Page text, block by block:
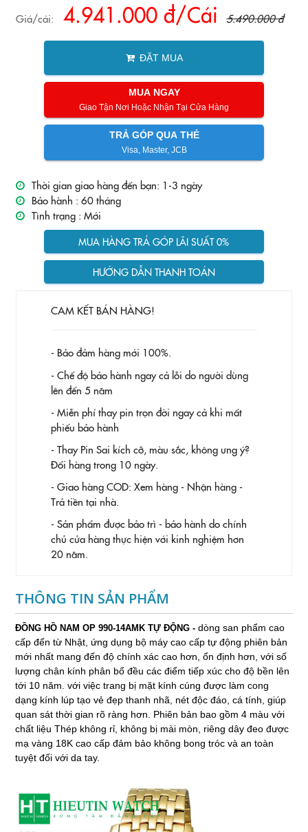
Giá/cái: 4.941.000 đ/Cái 5.490.000 đ
ĐẶT MUA
MUA NGAY
Giao Tận Nơi Hoặc Nhận Tại Cửa Hàng
TRẢ GÓP QUA THẺ
Visa, Master, JCB
Thời gian giao hàng đến bạn: 1-3 ngày
Bảo hành : 60 tháng
Tình trạng : Mới
MUA HÀNG TRẢ GÓP LÃI SUẤT 0%
HƯỚNG DẪN THANH TOÁN
CAM KẾT BÁN HÀNG!
- Bảo đảm hàng mới 100%.
- Chế độ bảo hành ngay cả lỗi do người dùng
lên đến 5 năm
- Miễn phí thay pin trọn đời ngay cả khi mất
phiếu bảo hành
- Thay Pin Sai kích cỡ, màu sắc, không ưng ý?
Đổi hàng trong 10 ngày.
- Giao hàng COD: Xem hàng - Nhận hàng -
Trả tiền tại nhà.
- Sản phẩm được bảo trì - bảo hành do chính
chủ cửa hàng thực hiện với kinh nghiệm hơn
20 năm.
THÔNG TIN SẢN PHẨM
ĐỒNG HỒ NAM OP 990-14AMK TỰ ĐỘNG -dòng san phẩm cao
cấp đến từ Nhật, ứng dụng bộ máy cao cấp tự động phiên bản
mới nhất mang đến độ chính xác cao hơn, ổn định hơn, với số
lượng chân kính phân bố đều các điểm tiếp xúc cho độ bền lên
tới 10 năm. với việc trang bị mặt kính cúng được làm cong
dạng kính lúp tạo vẻ đẹp thanh nhã, nét độc đáo, cá tính, giúp
quan sát thời gian rõ ràng hơn. Phiên bản bao gồm 4 màu với
chất liệu Thép không rỉ, không bị mài mòn, riêng dây đeo được
mạ vàng 18K cao cấp đảm bảo không bong tróc và an toàn
tuyệt đối với da tay.